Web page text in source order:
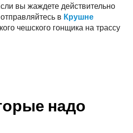
вы жаждете действительно
в Крушне
чешского гонщика на трассу
надо